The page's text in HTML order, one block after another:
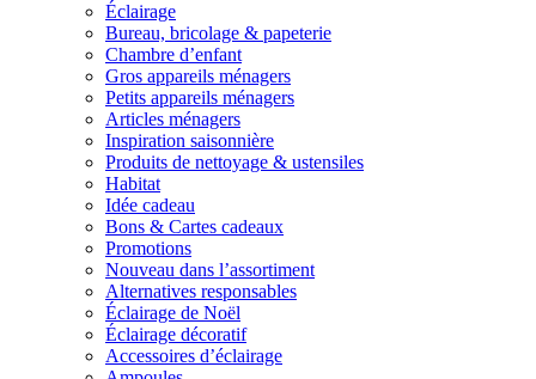
Éclairage
Bureau, bricolage & papeterie
Chambre d’enfant
Gros appareils ménagers
Petits appareils ménagers
Articles ménagers
Inspiration saisonnière
Produits de nettoyage & ustensiles
Habitat
Idée cadeau
Bons & Cartes cadeaux
Promotions
Nouveau dans l’assortiment
Alternatives responsables
Éclairage de Noël
Éclairage décoratif
Accessoires d’éclairage